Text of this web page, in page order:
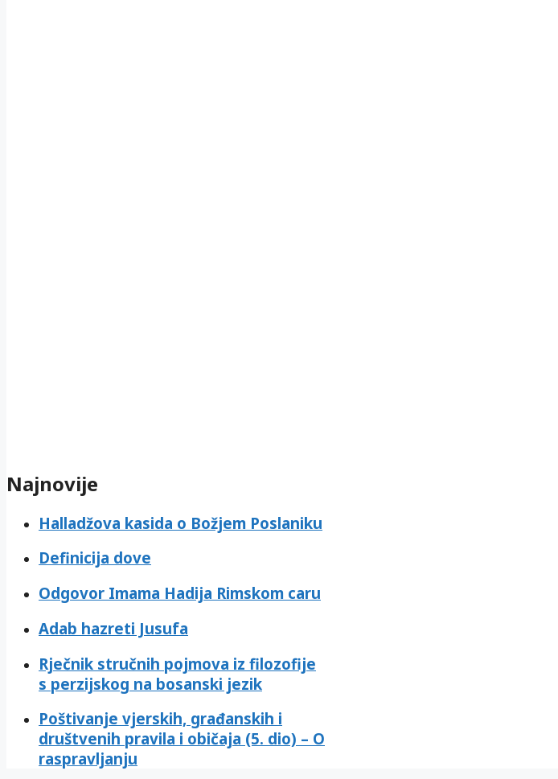
Najnovije
Halladžova kasida o Božjem Poslaniku
Definicija dove
Odgovor Imama Hadija Rimskom caru
Adab hazreti Jusufa
Rječnik stručnih pojmova iz filozofije
s perzijskog na bosanski jezik
Poštivanje vjerskih, građanskih i
društvenih pravila i običaja (5. dio) – O
raspravljanju